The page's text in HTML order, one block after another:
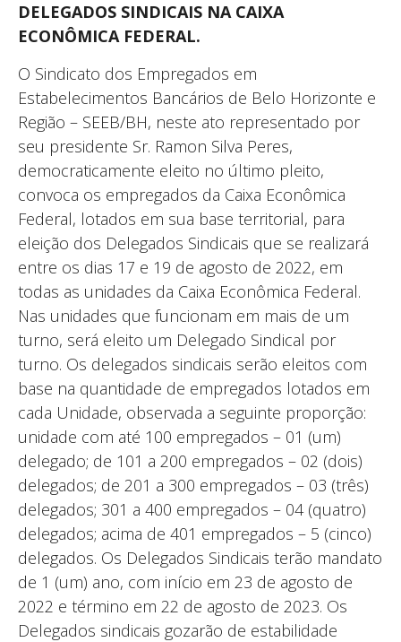
DELEGADOS SINDICAIS NA CAIXA
ECONÔMICA FEDERAL.
O Sindicato dos Empregados em
Estabelecimentos Bancários de Belo Horizonte e
Região – SEEB/BH, neste ato representado por
seu presidente Sr. Ramon Silva Peres,
democraticamente eleito no último pleito,
convoca os empregados da Caixa Econômica
Federal, lotados em sua base territorial, para
eleição dos Delegados Sindicais que se realizará
entre os dias 17 e 19 de agosto de 2022, em
todas as unidades da Caixa Econômica Federal.
Nas unidades que funcionam em mais de um
turno, será eleito um Delegado Sindical por
turno. Os delegados sindicais serão eleitos com
base na quantidade de empregados lotados em
cada Unidade, observada a seguinte proporção:
unidade com até 100 empregados – 01 (um)
delegado; de 101 a 200 empregados – 02 (dois)
delegados; de 201 a 300 empregados – 03 (três)
delegados; 301 a 400 empregados – 04 (quatro)
delegados; acima de 401 empregados – 5 (cinco)
delegados. Os Delegados Sindicais terão mandato
de 1 (um) ano, com início em 23 de agosto de
2022 e término em 22 de agosto de 2023. Os
Delegados sindicais gozarão de estabilidade